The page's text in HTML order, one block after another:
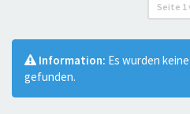
Seite 1
Information: Es wurden
gefunden.